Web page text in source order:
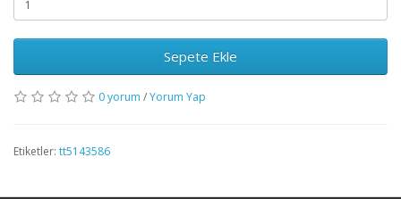
Sepete Ekle
0 yorum /Yorum Yap
Etiketler: tt5143586